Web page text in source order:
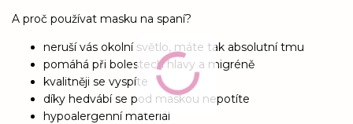
A proč používat masku na spaní?
neruší vás okolní světlo, máte tak absolutní tmu
pomáhá při bolestech hlavy a migréně
kvalitněji se vyspíte
díky hedvábí se pod maskou nepotíte
hypoalergenní materiál